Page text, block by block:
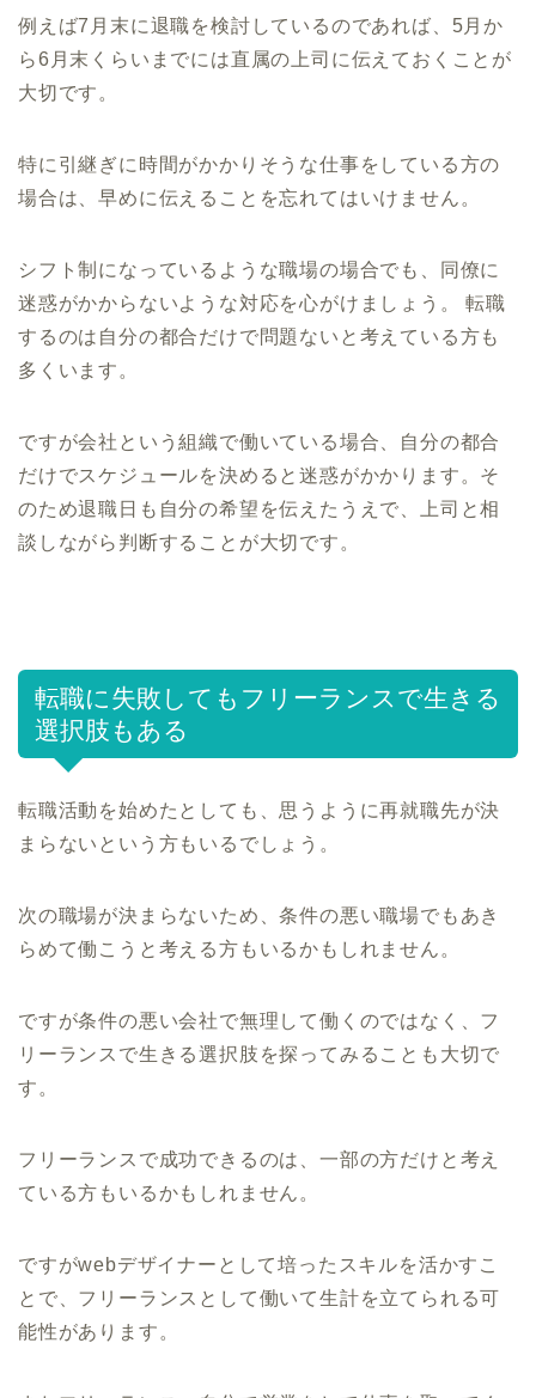
例えば7月末に退職を検討しているのであれば、5月か
ら6月末くらいまでには直属の上司に伝えておくことが
大切です。
特に引継ぎに時間がかかりそうな仕事をしている方の
場合は、早めに伝えることを忘れてはいけません。
シフト制になっているような職場の場合でも、同僚に
迷惑がかからないような対応を心がけましょう。 転職
するのは自分の都合だけで問題ないと考えている方も
多くいます。
ですが会社という組織で働いている場合、自分の都合
だけでスケジュールを決めると迷惑がかかります。そ
のため退職日も自分の希望を伝えたうえで、上司と相
談しながら判断することが大切です。
転職に失敗してもフリーランスで生きる
選択肢もある
転職活動を始めたとしても、思うように再就職先が決
まらないという方もいるでしょう。
次の職場が決まらないため、条件の悪い職場でもあき
らめて働こうと考える方もいるかもしれません。
ですが条件の悪い会社で無理して働くのではなく、フ
リーランスで生きる選択肢を探ってみることも大切で
す。
フリーランスで成功できるのは、一部の方だけと考え
ている方もいるかもしれません。
ですがwebデザイナーとして培ったスキルを活かすこ
とで、フリーランスとして働いて生計を立てられる可
能性があります。